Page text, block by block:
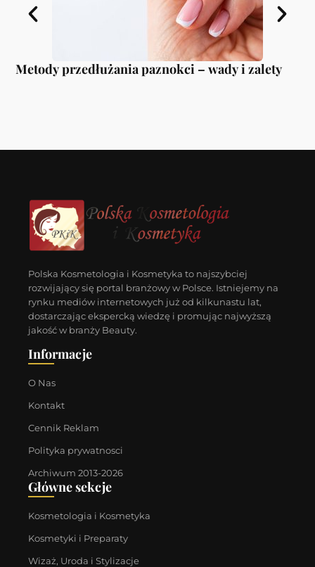
Metody przedłużania paznokci – wady i zalety
Polska Kosmetologia i Kosmetyka to najszybciej
rozwijający się portal branżowy w Polsce. Istniejemy na
rynku mediów internetowych już od kilkunastu lat,
dostarczając ekspercką wiedzę i promując najwyższą
jakość w branży Beauty.
Informacje
O Nas
Kontakt
Cennik Reklam
Polityka prywatnosci
Archiwum 2013-2026
Główne sekcje
Kosmetologia i Kosmetyka
Kosmetyki i Preparaty
Wizaż, Uroda i Stylizacje